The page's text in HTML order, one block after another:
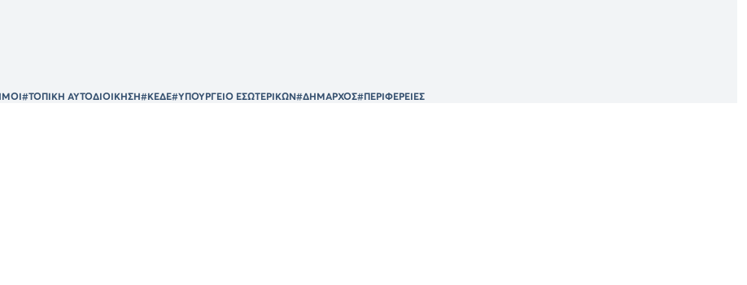
#ΤΟΠΙΚΗ ΑΥΤΟΔΙΟΙΚΗΣΗ#ΚΕΔΕ#ΥΠΟΥΡΓΕΙΟ ΕΣΩΤΕΡΙΚΩΝ#ΔΗΜΑΡΧΟΣ#ΠΕΡΙΦΕΡΕΙΕΣ